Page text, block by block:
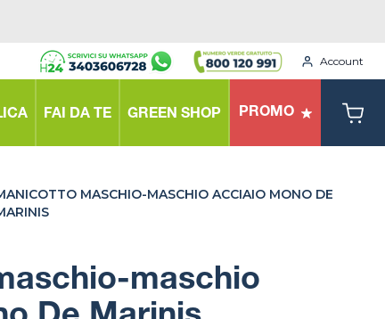
Account
FAI DA TE GREEN SHOP PROMO
MASCHIO-MASCHIO ACCIAIO MONO DE
maschio